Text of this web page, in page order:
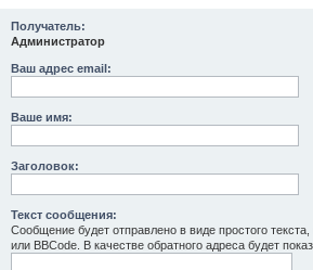
Получатель:
Администратор
Ваш адрес email:
Ваше имя:
Заголовок:
Текст сообщения:
Сообщение будет отправлено в виде простого текста,
или BBCode. В качестве обратного адреса будет